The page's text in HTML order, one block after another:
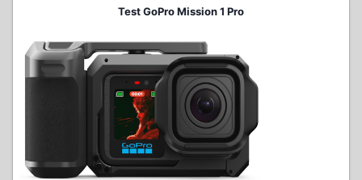
Test GoPro Mission 1 Pro